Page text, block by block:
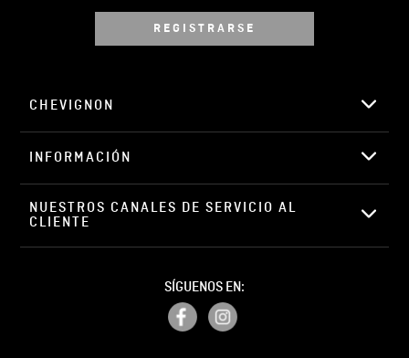
ENVIAR COMENTARIO
REGISTRARSE
CHEVIGNON
INFORMACIÓN
NUESTROS CANALES DE SERVICIO AL
CLIENTE
SÍGUENOS EN: